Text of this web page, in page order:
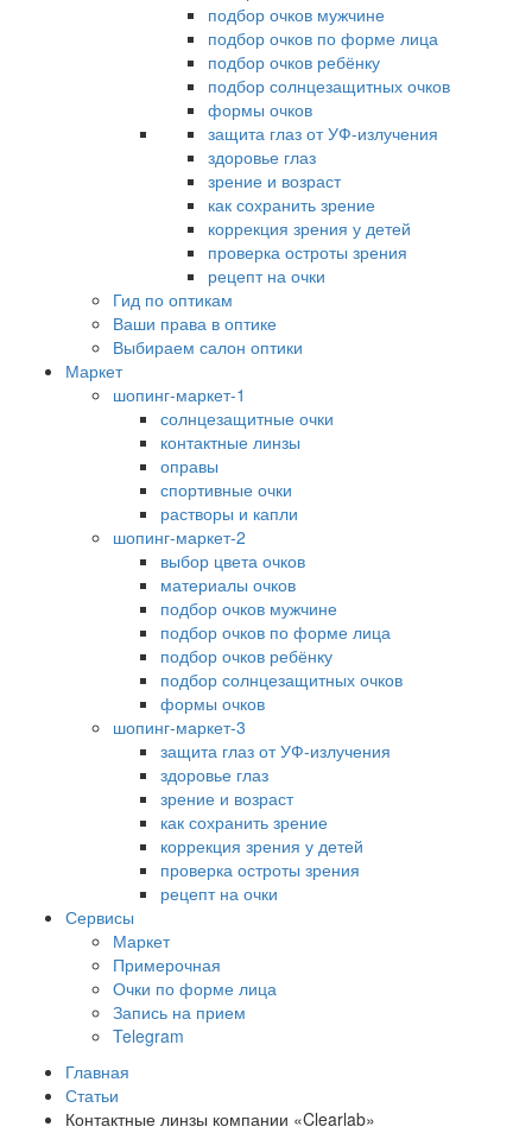
подбор очков мужчине
подбор очков по форме лица
подбор очков ребёнку
подбор солнцезащитных очков
формы очков
защита глаз от УФ-излучения
здоровье глаз
зрение и возраст
как сохранить зрение
коррекция зрения у детей
проверка остроты зрения
рецепт на очки
Гид по оптикам
Ваши права в оптике
Выбираем салон оптики
Маркет
шопинг-маркет-1
солнцезащитные очки
контактные линзы
оправы
спортивные очки
растворы и капли
шопинг-маркет-2
выбор цвета очков
материалы очков
подбор очков мужчине
подбор очков по форме лица
подбор очков ребёнку
подбор солнцезащитных очков
формы очков
шопинг-маркет-3
защита глаз от УФ-излучения
здоровье глаз
зрение и возраст
как сохранить зрение
коррекция зрения у детей
проверка остроты зрения
рецепт на очки
Сервисы
Маркет
Примерочная
Очки по форме лица
Запись на прием
Telegram
Главная
Статьи
Контактные линзы компании «Clearlab»